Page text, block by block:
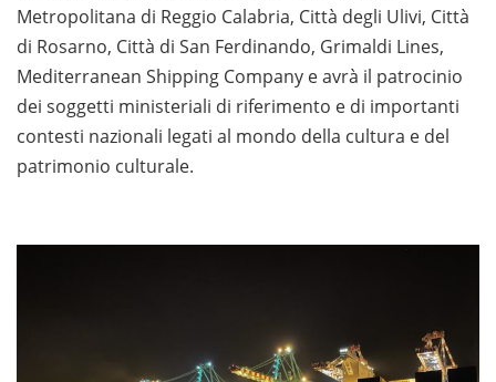
Metropolitana di Reggio Calabria, Città degli Ulivi, Città
di Rosarno, Città di San Ferdinando, Grimaldi Lines,
Mediterranean Shipping Company e avrà il patrocinio
dei soggetti ministeriali di riferimento e di importanti
contesti nazionali legati al mondo della cultura e del
patrimonio culturale.